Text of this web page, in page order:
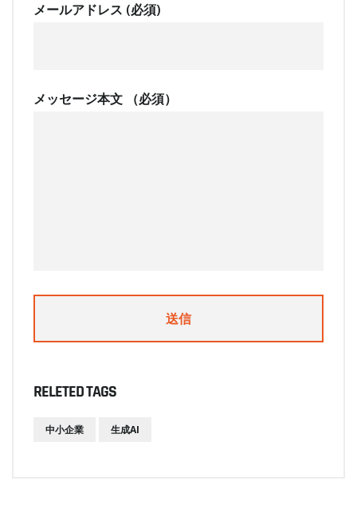
メールアドレス (必須)
メッセージ本文 （必須）
RELETED TAGS
中小企業 生成AI